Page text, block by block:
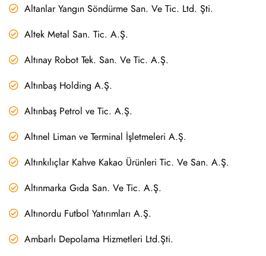
Altanlar Yangın Söndürme San. Ve Tic. Ltd. Şti.
Altek Metal San. Tic. A.Ş.
Altınay Robot Tek. San. Ve Tic. A.Ş.
Altınbaş Holding A.Ş.
Altınbaş Petrol ve Tic. A.Ş.
Altınel Liman ve Terminal İşletmeleri A.Ş.
Altınkılıçlar Kahve Kakao Ürünleri Tic. Ve San. A.Ş.
Altınmarka Gıda San. Ve Tic. A.Ş.
Altınordu Futbol Yatırımları A.Ş.
Ambarlı Depolama Hizmetleri Ltd.Şti.